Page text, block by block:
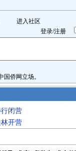
进入社区
登录/注册
侨网立场。
闭营
开营